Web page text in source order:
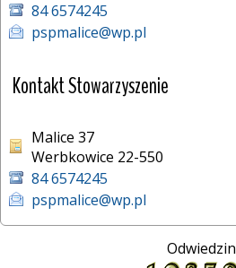
84 6574245
pspmalice@wp.pl
Kontakt Stowarzyszenie
Malice 37
Werbkowice 22-550
84 6574245
pspmalice@wp.pl
Odwiedzin